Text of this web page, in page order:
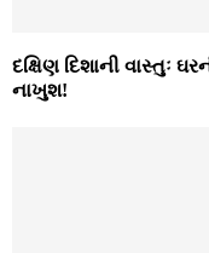
દક્ષિણ દિશાની વાસ્તુઃ
નાખુશ!